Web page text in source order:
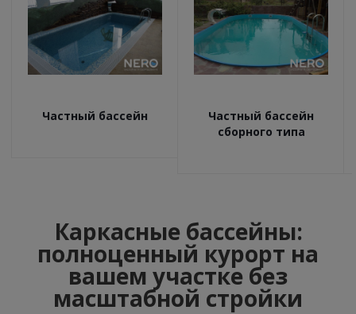
Частный бассейн
Частный бассейн
сборного типа
Каркасные бассейны:
полноценный курорт на
вашем участке без
масштабной стройки